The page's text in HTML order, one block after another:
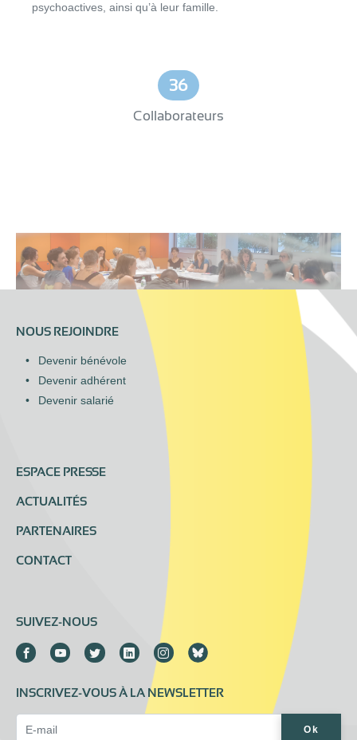
psychoactives, ainsi qu’à leur famille.
36
Collaborateurs
NOUS REJOINDRE
Devenir bénévole
Devenir adhérent
Devenir salarié
ESPACE PRESSE
ACTUALITÉS
PARTENAIRES
CONTACT
SUIVEZ-NOUS
INSCRIVEZ-VOUS À LA NEWSLETTER
Ok